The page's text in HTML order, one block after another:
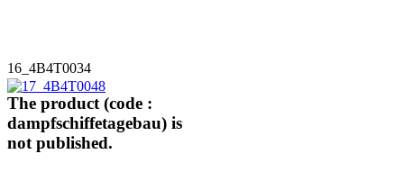
16_4B4T0034
The product (code :
dampfschiffetagebau) is
not published.